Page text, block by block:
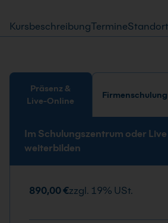
KursbeschreibungTermine
Präsenz &
Live-Online
Firmenschulung
Im Schulungszentrum oder
weiterbilden
890,00 €zzgl. 19% USt.